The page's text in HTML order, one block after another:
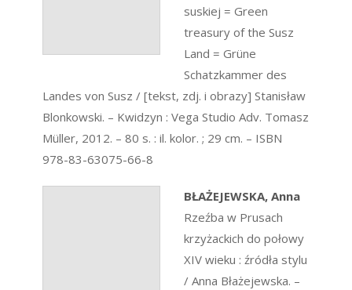
suskiej = Green
treasury of the Susz
Land = Grüne
Schatzkammer des
Landes von Susz / [tekst, zdj. i obrazy] Stanisław
Blonkowski. – Kwidzyn : Vega Studio Adv. Tomasz
Müller, 2012. – 80 s. : il. kolor. ; 29 cm. – ISBN
978-83-63075-66-8
BŁAŻEJEWSKA, Anna
Rzeźba w Prusach
krzyżackich do połowy
XIV wieku : źródła stylu
/ Anna Błażejewska. –